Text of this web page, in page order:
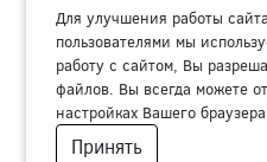
Для улучшения работы
пользователями мы
работу с сайтом, Вы
файлов. Вы всегда можете
настройках Вашего
Принять